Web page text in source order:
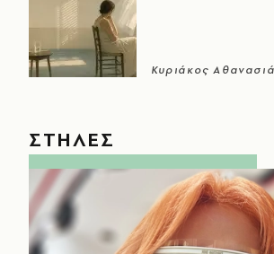
Κυριάκος
ΣΤΗΛΕΣ